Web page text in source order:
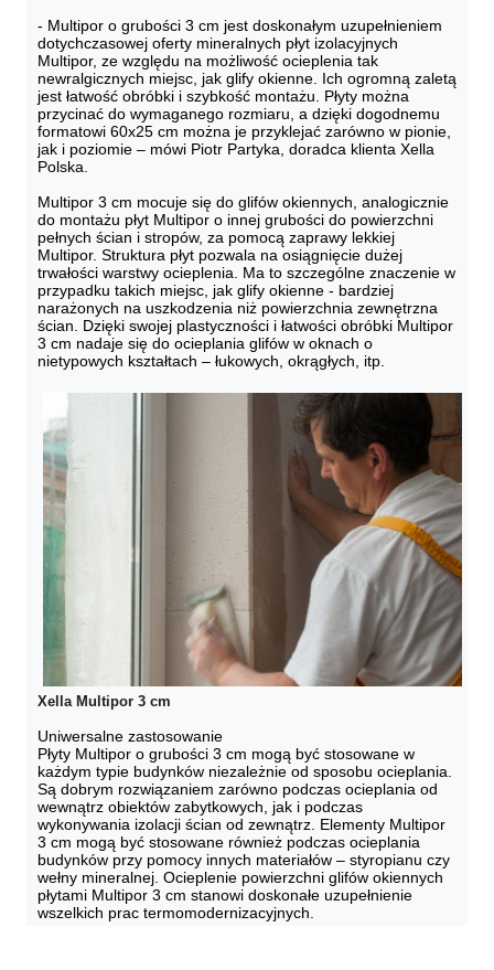
- Multipor o grubości 3 cm jest doskonałym uzupełnieniem
dotychczasowej oferty mineralnych płyt izolacyjnych
Multipor, ze względu na możliwość ocieplenia tak
newralgicznych miejsc, jak glify okienne. Ich ogromną zaletą
jest łatwość obróbki i szybkość montażu. Płyty można
przycinać do wymaganego rozmiaru, a dzięki dogodnemu
formatowi 60x25 cm można je przyklejać zarówno w pionie,
jak i poziomie – mówi Piotr Partyka, doradca klienta Xella
Polska.
Multipor 3 cm mocuje się do glifów okiennych, analogicznie
do montażu płyt Multipor o innej grubości do powierzchni
pełnych ścian i stropów, za pomocą zaprawy lekkiej
Multipor. Struktura płyt pozwala na osiągnięcie dużej
trwałości warstwy ocieplenia. Ma to szczególne znaczenie w
przypadku takich miejsc, jak glify okienne - bardziej
narażonych na uszkodzenia niż powierzchnia zewnętrzna
ścian. Dzięki swojej plastyczności i łatwości obróbki Multipor
3 cm nadaje się do ocieplania glifów w oknach o
nietypowych kształtach – łukowych, okrągłych, itp.
Xella Multipor 3 cm
Uniwersalne zastosowanie
Płyty Multipor o grubości 3 cm mogą być stosowane w
każdym typie budynków niezależnie od sposobu ocieplania.
Są dobrym rozwiązaniem zarówno podczas ocieplania od
wewnątrz obiektów zabytkowych, jak i podczas
wykonywania izolacji ścian od zewnątrz. Elementy Multipor
3 cm mogą być stosowane również podczas ocieplania
budynków przy pomocy innych materiałów – styropianu czy
wełny mineralnej. Ocieplenie powierzchni glifów okiennych
płytami Multipor 3 cm stanowi doskonałe uzupełnienie
wszelkich prac termomodernizacyjnych.